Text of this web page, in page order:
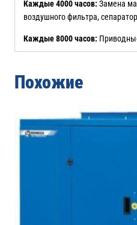
Каждые 4000 часов: Замена
воздушного фильтра,
Каждые 8000 часов:
Похожие